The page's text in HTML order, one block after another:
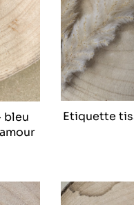
bleu
Etiquette